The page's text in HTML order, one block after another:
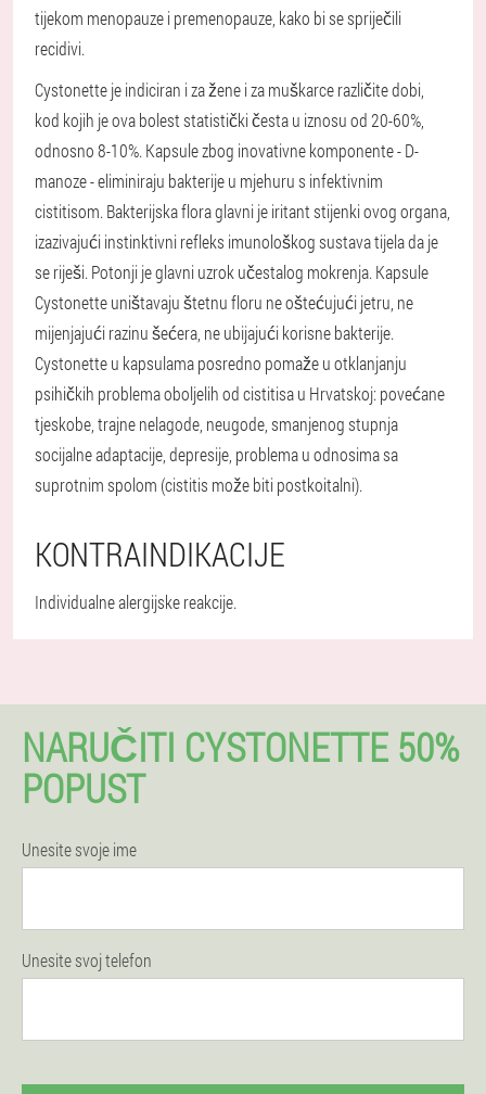
tijekom menopauze i premenopauze, kako bi se spriječili
recidivi.
Cystonette je indiciran i za žene i za muškarce različite dobi,
kod kojih je ova bolest statistički česta u iznosu od 20-60%,
odnosno 8-10%. Kapsule zbog inovativne komponente - D-
manoze - eliminiraju bakterije u mjehuru s infektivnim
cistitisom. Bakterijska flora glavni je iritant stijenki ovog organa,
izazivajući instinktivni refleks imunološkog sustava tijela da je
se riješi. Potonji je glavni uzrok učestalog mokrenja. Kapsule
Cystonette uništavaju štetnu floru ne oštećujući jetru, ne
mijenjajući razinu šećera, ne ubijajući korisne bakterije.
Cystonette u kapsulama posredno pomaže u otklanjanju
psihičkih problema oboljelih od cistitisa u Hrvatskoj: povećane
tjeskobe, trajne nelagode, neugode, smanjenog stupnja
socijalne adaptacije, depresije, problema u odnosima sa
suprotnim spolom (cistitis može biti postkoitalni).
KONTRAINDIKACIJE
Individualne alergijske reakcije.
NARUČITI CYSTONETTE 50%
POPUST
Unesite svoje ime
Unesite svoj telefon